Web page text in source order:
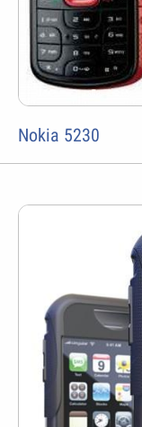
Nokia 5230